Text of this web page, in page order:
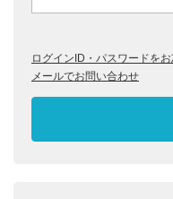
ログインID・パスワードを
メールでお問い合わせ